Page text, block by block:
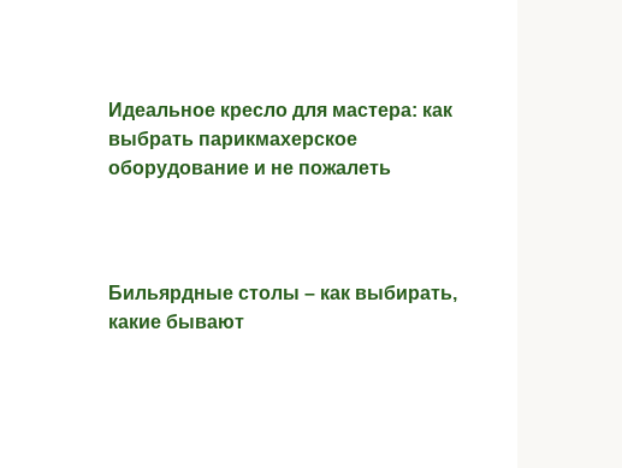
Идеальное кресло для мастера: как
выбрать парикмахерское
оборудование и не пожалеть
Бильярдные столы – как выбирать,
какие бывают